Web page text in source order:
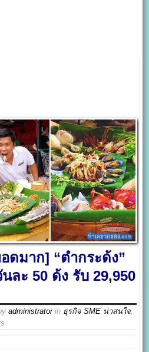
ดมาก] “ตำกระด้ง”
ละ 50 ด้ง รับ 29,950
administratorin ธุรกิจ SME น่าสนใจ,